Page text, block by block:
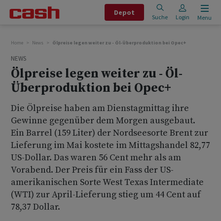
Depot
Suche Login Menu
Home News Ölpreise legen weiter zu - Öl-Überproduktion bei Opec+
NEWS
Ölpreise legen weiter zu - Öl-
Überproduktion bei Opec+
Die Ölpreise haben am Dienstagmittag ihre
Gewinne gegenüber dem Morgen ausgebaut.
Ein Barrel (159 Liter) der Nordseesorte Brent zur
Lieferung im Mai kostete im Mittagshandel 82,77
US-Dollar. Das waren 56 Cent mehr als am
Vorabend. Der Preis für ein Fass der US-
amerikanischen Sorte West Texas Intermediate
(WTI) zur April-Lieferung stieg um 44 Cent auf
78,37 Dollar.